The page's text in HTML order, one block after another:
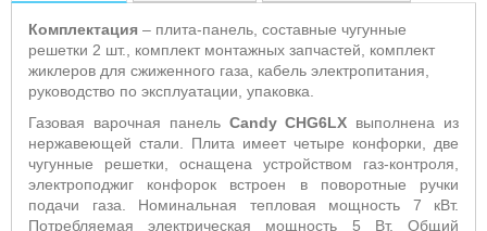
Комплектация – плита-панель, составные чугунные
решетки 2 шт., комплект монтажных запчастей, комплект
жиклеров для сжиженного газа, кабель электропитания,
руководство по эксплуатации, упаковка.
Газовая варочная панель Candy CHG6LX выполнена из
нержавеющей стали. Плита имеет четыре конфорки, две
чугунные решетки, оснащена устройством газ-контроля,
электроподжиг конфорок встроен в поворотные ручки
подачи газа. Номинальная тепловая мощность 7 кВт.
Потребляемая электрическая мощность 5 Вт. Общий